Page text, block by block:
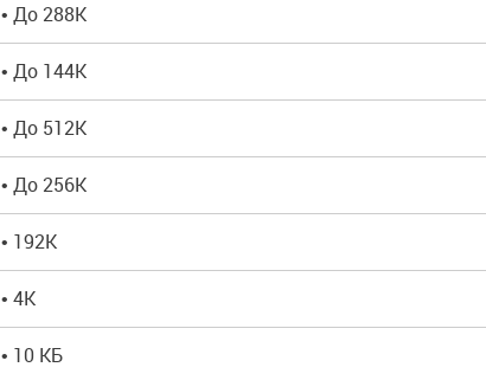
• До 288K
• До 144K
• До 512K
• До 256K
• 192K
• 4K
• 10 КБ